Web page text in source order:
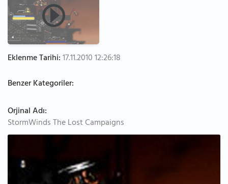
Eklenme Tarihi:17.11.2010 12:26:18
Benzer Kategoriler:
Orjinal Adı:
StormWinds The Lost Campaigns